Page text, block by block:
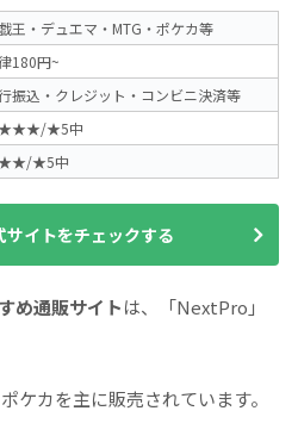
王・デュエマ・MTG・ポケカ等
180円~
振込・クレジット・コンビニ決済等
★5中
★5中
イトをチェックする
め通販サイトは、「NextPro」
ケカを主に販売されています。